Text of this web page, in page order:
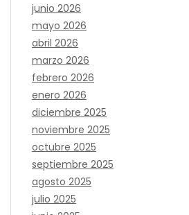
junio 2026
mayo 2026
abril 2026
marzo 2026
febrero 2026
enero 2026
diciembre 2025
noviembre 2025
octubre 2025
septiembre 2025
agosto 2025
julio 2025